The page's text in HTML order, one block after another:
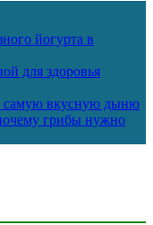
йогурта в
для здоровья
самую вкусную дыню
грибы нужно